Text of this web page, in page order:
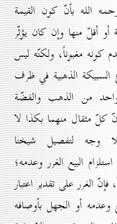
الله بأنّ كون القيمة
أو أقلّ منها وإن كان يؤثّر
كونه مغبوناً، ولكنّه ليس
السبيكة الذهبية في ظرف
من الذهب والفضّة
كلّ مثقال منهما بكذا لا
وجه لتفصيل شيخنا
البيع الغرر وعدمه؛
الغرر على تقدير اعتبار
وعدمه أو الجهل بأوصافه